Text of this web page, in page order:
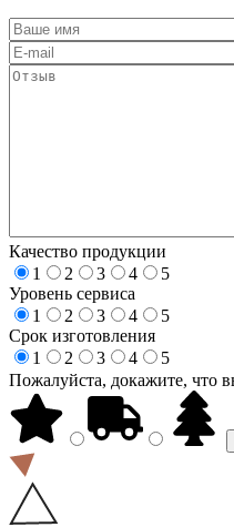
Качество продукции
1
2 3 4
5
Уровень сервиса
1
2 3 4
5
Срок изготовления
1
2 3 4
5
Пожалуйста, докажите, что